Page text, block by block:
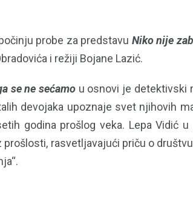
probe za predstavu Niko nije
i režiji Bojane Lazić.
se ne sećamo u osnovi je detektivski
devojaka upoznaje svet njihovih
godina prošlog veka. Lepa Vidić
rasvetljavajući priču o